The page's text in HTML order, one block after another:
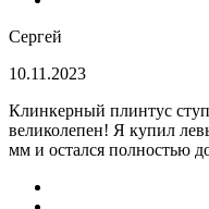
Сергей
10.11.2023
Клинкерный плинтус
великолепен! Я купил
мм и остался полностью